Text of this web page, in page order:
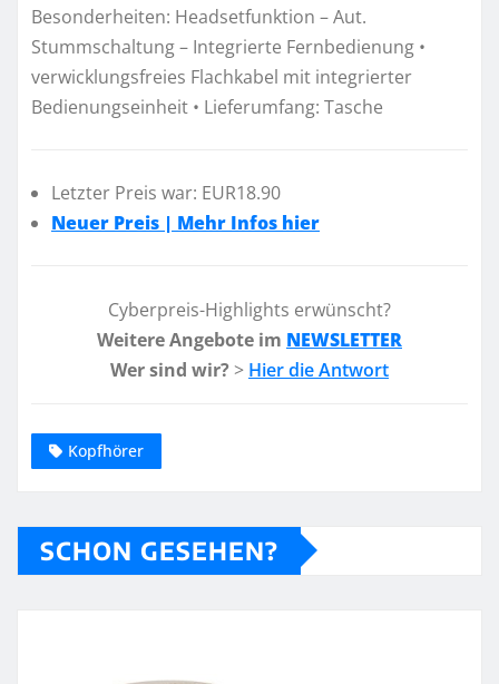
Besonderheiten: Headsetfunktion – Aut.
Stummschaltung – Integrierte Fernbedienung •
verwicklungsfreies Flachkabel mit integrierter
Bedienungseinheit • Lieferumfang: Tasche
Letzter Preis war: EUR18.90
Neuer Preis | Mehr Infos hier
Cyberpreis-Highlights erwünscht?
Weitere Angebote im NEWSLETTER
Wer sind wir? > Hier die Antwort
Kopfhörer
SCHON GESEHEN?